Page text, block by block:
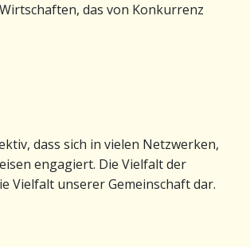
das von Konkurrenz
dass sich in vielen Netzwerken,
engagiert. Die Vielfalt der
Vielfalt unserer Gemeinschaft dar.